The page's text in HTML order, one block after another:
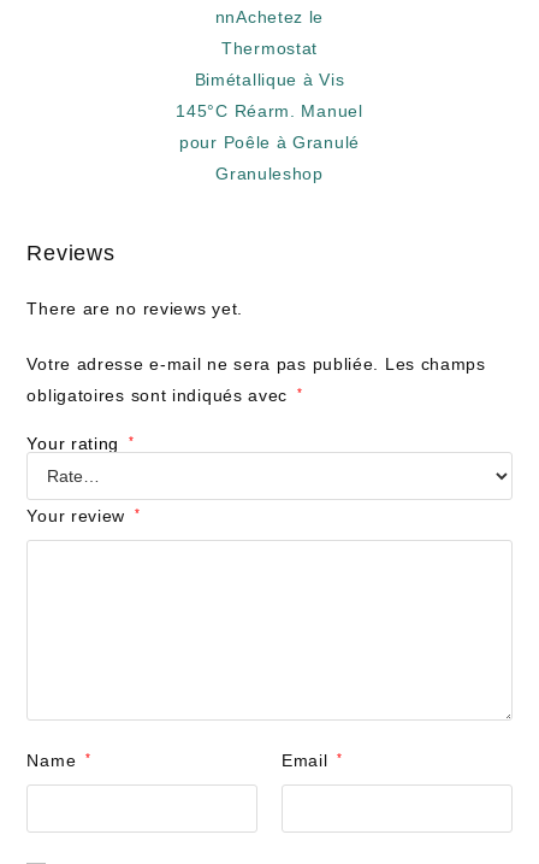
Reviews
There are no reviews yet.
Votre adresse e-mail ne sera pas publiée. Les champs
obligatoires sont indiqués avec
*
Your rating *
Your review *
Name * Email *